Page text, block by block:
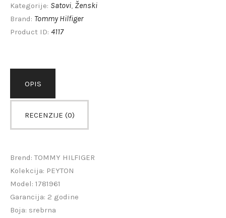
Kategorije: Satovi, Ženski
Brand: Tommy Hilfiger
Product ID: 4117
OPIS
RECENZIJE (0)
Brend: TOMMY HILFIGER
Kolekcija: PEYTON
Model: 1781961
Garancija: 2 godine
Boja: srebrna